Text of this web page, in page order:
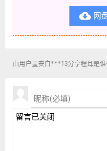
网
由用户墨安白***13分享程耳是谁